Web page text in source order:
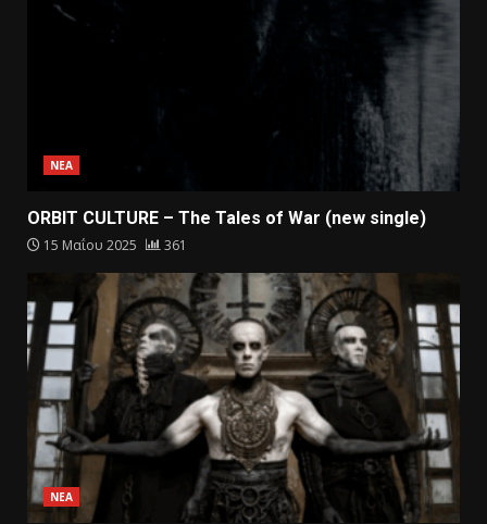
ΝΕΑ
ORBIT CULTURE – The Tales of War (new single)
15 Μαΐου 2025 361
ΝΕΑ